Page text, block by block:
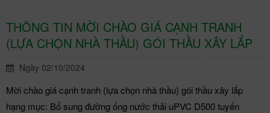
THÔNG TIN MỜI CHÀO GIÁ CẠNH TRANH
(LỰA CHỌN NHÀ THẦU) GÓI THẦU XÂY LẮP
Ngày 02/10/2024
Mời chào giá cạnh tranh (lựa chọn nhà thầu) gói thầu xây lắp
hạng mục: Bổ sung đường ống nước thải uPVC D500 tuyến